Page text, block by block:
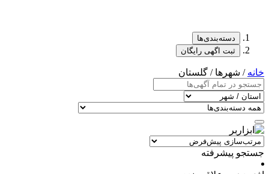
دسته‌بندی‌ها
ثبت اگهی رایگان
خانه / شهرها / گلستان
جستجو پیشرفته